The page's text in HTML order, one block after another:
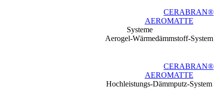
CERABRAN®
AEROMATTE
Systeme
Aerogel-Wärmedämmstoff-System
CERABRAN®
AEROMATTE
Hochleistungs-Dämmputz-System